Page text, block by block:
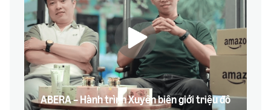
ABERA – Hành trình Xuyên biên giới triệu đô